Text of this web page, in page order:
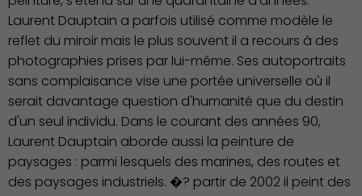
Publication des actes
Laurent Dauptain a parfois utilisé comme modèle le
reflet du miroir mais le plus souvent il a recours à des
photographies prises par lui-même. Ses autoportraits
sans complaisance vise une portée universelle où il
serait davantage question d'humanité que du destin
d'un seul individu. Dans le courant des années 90,
Laurent Dauptain aborde aussi la peinture de
paysages : parmi lesquels des marines, des routes et
des paysages industriels. �? partir de 2002 il peint des